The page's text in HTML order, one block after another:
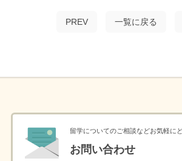
PREV 一覧に戻る
留学についてのご相談などお気軽に
お問い合わせ